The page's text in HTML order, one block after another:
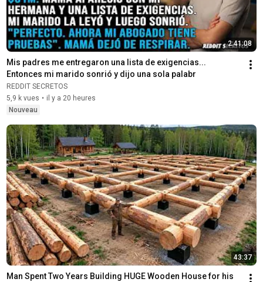
2:41:08
Mis padres me entregaron una lista de exigencias...
Entonces mi marido sonrió y dijo una sola palabr
REDDIT SECRETOS
5,9 k vues • il y a 20 heures
Nouveau
43:37
Man Spent Two Years Building HUGE Wooden House for his